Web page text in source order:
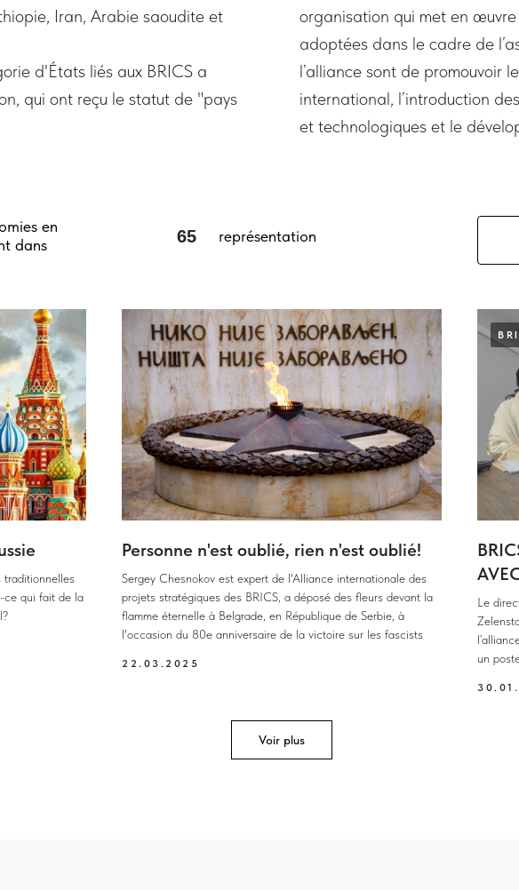
Iran, Arabie saoudite et
d'États liés aux BRICS a
qui ont reçu le statut de "pays
organisation qui met en
adoptées dans le cadre de
l’alliance sont de promouvoir
international, l’introduction
et technologiques et le
représentation
65
en
dans
traditionnelles
ce qui fait de la
Personne n'est oublié, rien n'est oublié!
Sergey Chesnokov est expert de l'Alliance internationale des
projets stratégiques des BRICS, a déposé des fleurs devant la
flamme éternelle à Belgrade, en République de Serbie, à
l'occasion du 80e anniversaire de la victoire sur les fascists
22.03.2025
Le
un
Voir plus